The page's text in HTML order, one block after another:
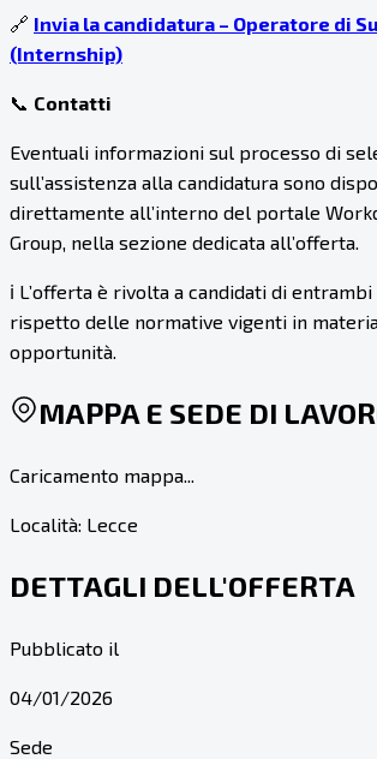
🔗 Invia la candidatura – Operatore di
(Internship)
📞 Contatti
Eventuali informazioni sul processo di
sull’assistenza alla candidatura sono
direttamente all’interno del portale
Group, nella sezione dedicata all’offerta.
ℹ️ L’offerta è rivolta a candidati di
rispetto delle normative vigenti in
opportunità.
MAPPA E SEDE DI
Caricamento mappa...
Località: Lecce
DETTAGLI DELL'OFFERTA
Pubblicato il
04/01/2026
Sede